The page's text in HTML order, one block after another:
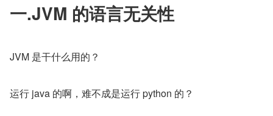
一.JVM 的语言无关性
JVM 是干什么用的？
运行 java 的啊，难不成是运行 python 的？